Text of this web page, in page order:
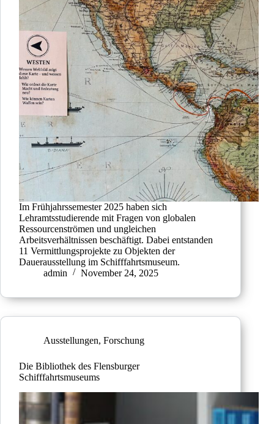
Im Frühjahrssemester 2025 haben sich
Lehramtsstudierende mit Fragen von globalen
Ressourcenströmen und ungleichen
Arbeitsverhältnissen beschäftigt. Dabei entstanden
11 Vermittlungsprojekte zu Objekten der
Dauerausstellung im Schifffahrtsmuseum.
admin
November 24, 2025
Ausstellungen, Forschung
Die Bibliothek des Flensburger
Schifffahrtsmuseums